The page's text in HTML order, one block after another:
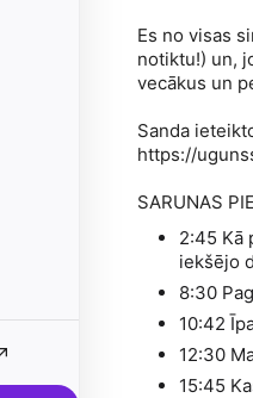
Es no visas
notiktu!) un,
vecākus un
Sanda
https://
SARUNAS
2:45 Kā
iekšējo
8:30
10:42
12:30
15:45